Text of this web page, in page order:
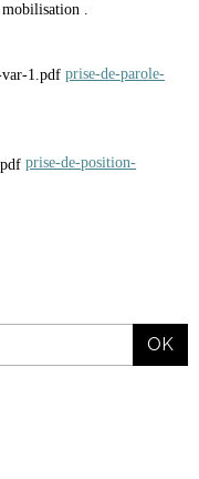
.
prise-de-parole-
prise-de-position-
OK